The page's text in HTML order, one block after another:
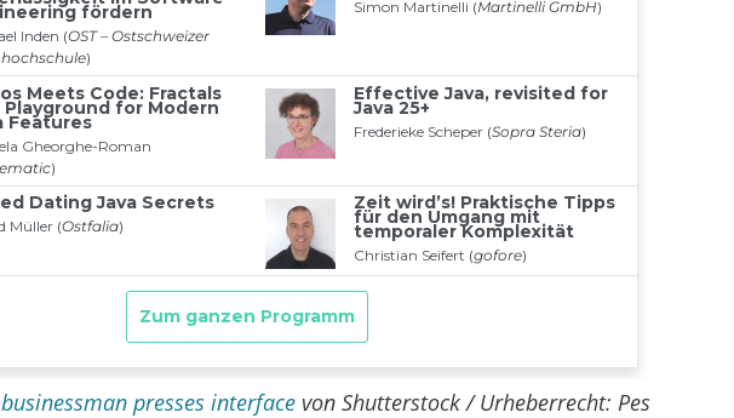
businessman presses interface von Shutterstock / Urheberrecht: Pes